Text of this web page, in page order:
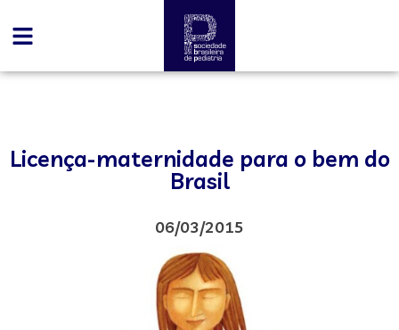
Licença-maternidade para o bem do
Brasil
06/03/2015